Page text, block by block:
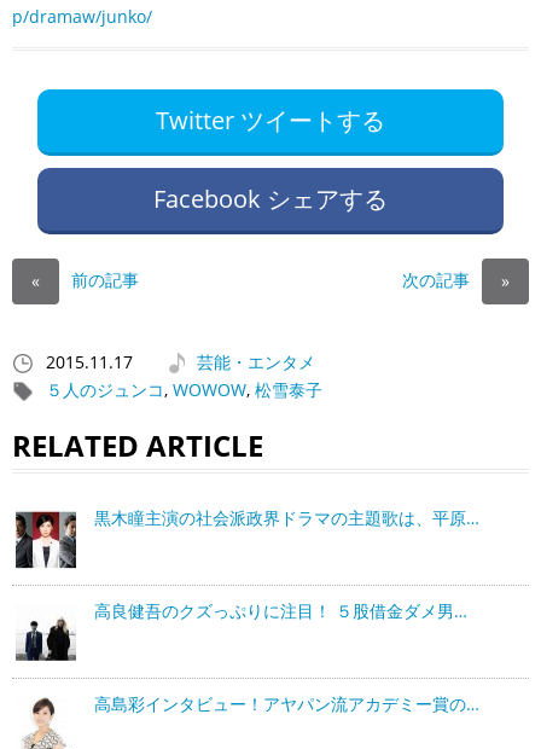
p/dramaw/junko/
Twitter ツイートする
Facebook シェアする
« 前の記事 次の記事 »
2015.11.17
芸能・エンタメ
５人のジュンコ, WOWOW, 松雪泰子
RELATED ARTICLE
黒木瞳主演の社会派政界ドラマの主題歌は、平原…
高良健吾のクズっぷりに注目！ ５股借金ダメ男…
高島彩インタビュー！アヤパン流アカデミー賞の…